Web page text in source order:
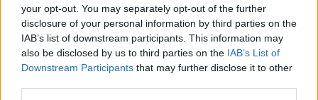
your opt-out. You may separately opt-out of the further
disclosure of your personal information by third parties on the
IAB’s list of downstream participants. This information may
also be disclosed by us to third parties on the IAB’s List of
Downstream Participants that may further disclose it to other